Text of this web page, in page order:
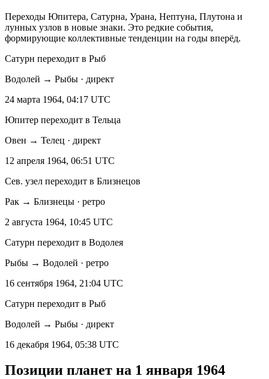
Переходы Юпитера, Сатурна, Урана, Нептуна, Плутона и
лунных узлов в новые знаки. Это редкие события,
формирующие коллективные тенденции на годы вперёд.
Сатурн переходит в Рыб
Водолей → Рыбы · директ
24 марта 1964, 04:17 UTC
Юпитер переходит в Тельца
Овен → Телец · директ
12 апреля 1964, 06:51 UTC
Сев. узел переходит в Близнецов
Рак → Близнецы · ретро
2 августа 1964, 10:45 UTC
Сатурн переходит в Водолея
Рыбы → Водолей · ретро
16 сентября 1964, 21:04 UTC
Сатурн переходит в Рыб
Водолей → Рыбы · директ
16 декабря 1964, 05:38 UTC
Позиции планет на 1 января 1964